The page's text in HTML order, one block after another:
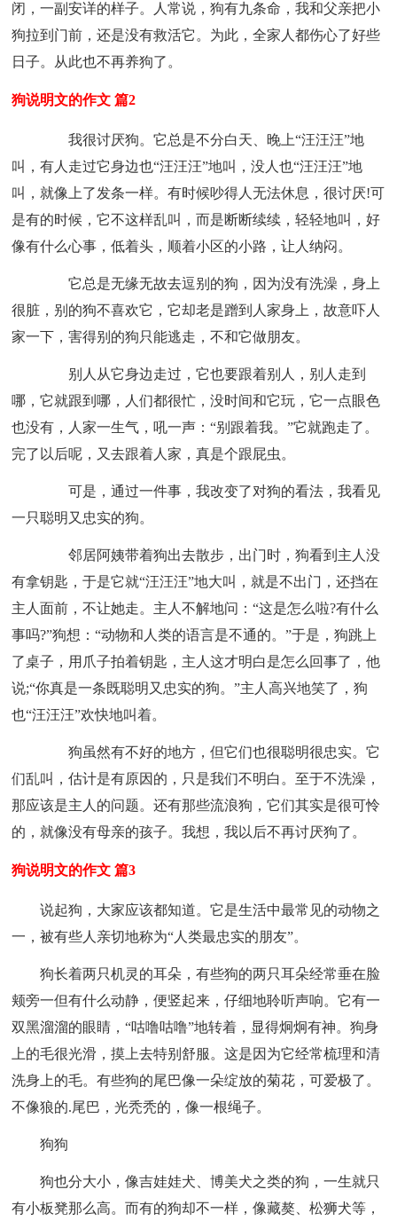
闭，一副安详的样子。人常说，狗有九条命，我和父亲把小
狗拉到门前，还是没有救活它。为此，全家人都伤心了好些
日子。从此也不再养狗了。
狗说明文的作文 篇2
我很讨厌狗。它总是不分白天、晚上“汪汪汪”地
叫，有人走过它身边也“汪汪汪”地叫，没人也“汪汪汪”地
叫，就像上了发条一样。有时候吵得人无法休息，很讨厌!可
是有的时候，它不这样乱叫，而是断断续续，轻轻地叫，好
像有什么心事，低着头，顺着小区的小路，让人纳闷。
它总是无缘无故去逗别的狗，因为没有洗澡，身上
很脏，别的狗不喜欢它，它却老是蹭到人家身上，故意吓人
家一下，害得别的狗只能逃走，不和它做朋友。
别人从它身边走过，它也要跟着别人，别人走到
哪，它就跟到哪，人们都很忙，没时间和它玩，它一点眼色
也没有，人家一生气，吼一声：“别跟着我。”它就跑走了。
完了以后呢，又去跟着人家，真是个跟屁虫。
可是，通过一件事，我改变了对狗的看法，我看见
一只聪明又忠实的狗。
邻居阿姨带着狗出去散步，出门时，狗看到主人没
有拿钥匙，于是它就“汪汪汪”地大叫，就是不出门，还挡在
主人面前，不让她走。主人不解地问：“这是怎么啦?有什么
事吗?”狗想：“动物和人类的语言是不通的。”于是，狗跳上
了桌子，用爪子拍着钥匙，主人这才明白是怎么回事了，他
说;“你真是一条既聪明又忠实的狗。”主人高兴地笑了，狗
也“汪汪汪”欢快地叫着。
狗虽然有不好的地方，但它们也很聪明很忠实。它
们乱叫，估计是有原因的，只是我们不明白。至于不洗澡，
那应该是主人的问题。还有那些流浪狗，它们其实是很可怜
的，就像没有母亲的孩子。我想，我以后不再讨厌狗了。
狗说明文的作文 篇3
说起狗，大家应该都知道。它是生活中最常见的动物之
一，被有些人亲切地称为“人类最忠实的朋友”。
狗长着两只机灵的耳朵，有些狗的两只耳朵经常垂在脸
颊旁一但有什么动静，便竖起来，仔细地聆听声响。它有一
双黑溜溜的眼睛，“咕噜咕噜”地转着，显得炯炯有神。狗身
上的毛很光滑，摸上去特别舒服。这是因为它经常梳理和清
洗身上的毛。有些狗的尾巴像一朵绽放的菊花，可爱极了。
不像狼的.尾巴，光秃秃的，像一根绳子。
狗狗
狗也分大小，像吉娃娃犬、博美犬之类的狗，一生就只
有小板凳那么高。而有的狗却不一样，像藏獒、松狮犬等，